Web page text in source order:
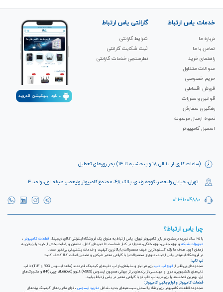
(ساعات کاری از ۱۰ الی ۱۸ و پنجشنبه تا ۱۴) بجز روزهای تعطیل
تهران، خیابان ولیعصر، کوچه ولدی، پلاک ۴۸، مجتمع کامپیوتر ولیعصر، طبقه اول، واحد ۴
021-91004880
خدمات یاس ارتباط
درباره ما
تماس با ما
راهنمای خرید
سوالات متداول
حریم خصوصی
فروش اقساطی
قوانین و مقررات
رهگیری سفارش
نحوه ارسال مرسوله
اسمبل کامپیوتر
گارانتی یاس ارتباط
شرایط گارانتی
ثبت شکابت‌ گارانتی
نظرسنجی خدمات گارانتی
دانلود اپلیکیشن اندروید
چرا یاس ارتباط؟
با ۲۵ سال تجربه درخشان در بازار کامپیوتر تهران، یاس ارتباط به عنوان یک فروشگاه اینترنتی کالای دیجیتال، قطعات کامپیوتر
تجهیزات شبکه
و لوازم جانبی، لوازم خانگی، همواره در کنار شماست تا تجربه‌ای کامل، مطمئن و رضایت‌بخش از خرید را برایتان به
ارمغان آورد. هدف ما ارائه گسترده‌ترین طیف محصولات با بالاترین کیفیت و خدمات پشتیبانی بی‌نظیر است.
در فروشگاه اینترنتی یاس ارتباط، تنوع از محصولات را با گارانتی معتبر شرکتی و تضمین اصالت کالا کشف کنید:
لپ تاپ:
مجموعه‌ای بی‌نظیر از انواع لپ تاپ
برای هر نیاز و سلیقه‌ای، از لپ تاپ‌های گیمینگ قدرتمند (مانند ایسوس ROG و TUF) تا لپ
تاپ‌های دانشجویی، اداری و مهندسی از برندهای برتر جهانی همچون ایسوس (ASUS)، لنوو (Lenovo)، اچ‌پی (HP) و مک‌بوک‌های
اپل. بهترین انتخاب‌ها را برای خرید لپ تاپ نو با گارانتی معتبر در یاس ارتباط بیابید.
قطعات کامپیوتر و لوازم جانبی کامپیوتر:
مجموعه قطعات کامپیوتر برای ارتقاء یا اسمبل سیستم‌های جدید، شامل مادربرد ایسوس ، انواع مادربردهای گیمینگ برندهای